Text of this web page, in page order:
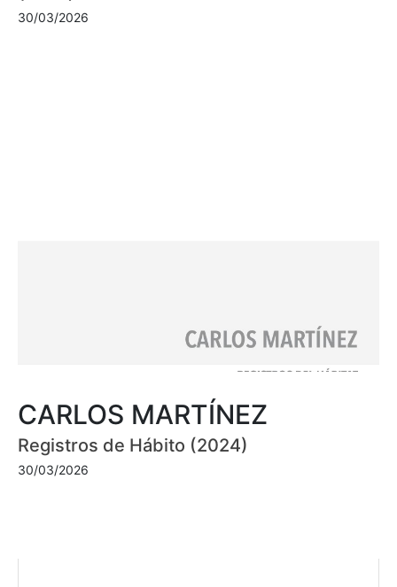
30/03/2026
CARLOS MARTÍNEZ
Registros de Hábito (2024)
30/03/2026